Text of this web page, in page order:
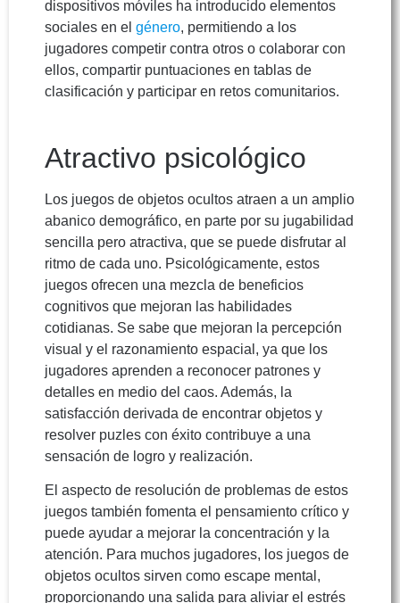
dispositivos móviles ha introducido elementos
sociales en el género, permitiendo a los
jugadores competir contra otros o colaborar con
ellos, compartir puntuaciones en tablas de
clasificación y participar en retos comunitarios.
Atractivo psicológico
Los juegos de objetos ocultos atraen a un amplio
abanico demográfico, en parte por su jugabilidad
sencilla pero atractiva, que se puede disfrutar al
ritmo de cada uno. Psicológicamente, estos
juegos ofrecen una mezcla de beneficios
cognitivos que mejoran las habilidades
cotidianas. Se sabe que mejoran la percepción
visual y el razonamiento espacial, ya que los
jugadores aprenden a reconocer patrones y
detalles en medio del caos. Además, la
satisfacción derivada de encontrar objetos y
resolver puzles con éxito contribuye a una
sensación de logro y realización.
El aspecto de resolución de problemas de estos
juegos también fomenta el pensamiento crítico y
puede ayudar a mejorar la concentración y la
atención. Para muchos jugadores, los juegos de
objetos ocultos sirven como escape mental,
proporcionando una salida para aliviar el estrés